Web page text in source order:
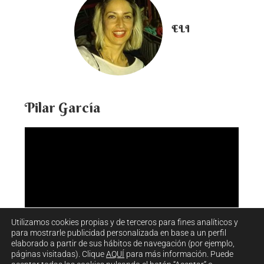
ELI
Pilar García
Utilizamos cookies propias y de terceros para fines analíticos y
para mostrarle publicidad personalizada en base a un perfil
elaborado a partir de sus hábitos de navegación (por ejemplo,
páginas visitadas). CliqueAQUÍ para más información. Puede